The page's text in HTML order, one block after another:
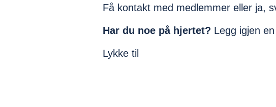
Få kontakt med medlemmer eller ja,
Har du noe på hjertet? Legg igjen
Lykke til